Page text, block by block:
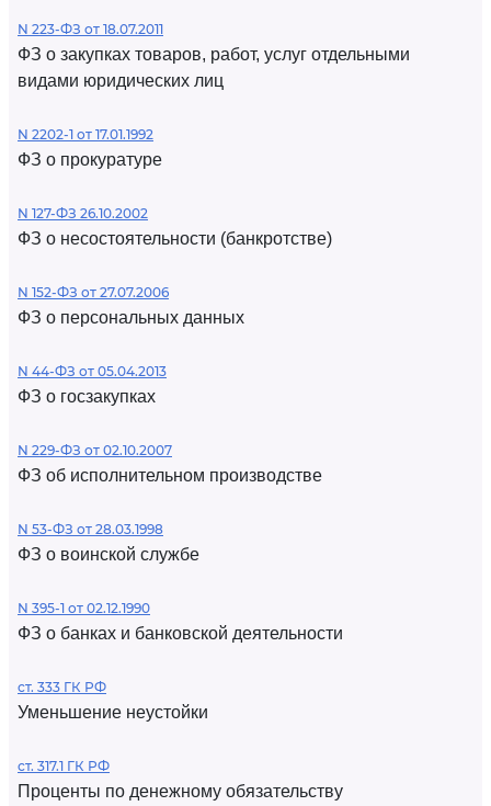
N 223-ФЗ от 18.07.2011
ФЗ о закупках товаров, работ, услуг отдельными
видами юридических лиц
N 2202-1 от 17.01.1992
ФЗ о прокуратуре
N 127-ФЗ 26.10.2002
ФЗ о несостоятельности (банкротстве)
N 152-ФЗ от 27.07.2006
ФЗ о персональных данных
N 44-ФЗ от 05.04.2013
ФЗ о госзакупках
N 229-ФЗ от 02.10.2007
ФЗ об исполнительном производстве
N 53-ФЗ от 28.03.1998
ФЗ о воинской службе
N 395-1 от 02.12.1990
ФЗ о банках и банковской деятельности
ст. 333 ГК РФ
Уменьшение неустойки
ст. 317.1 ГК РФ
Проценты по денежному обязательству